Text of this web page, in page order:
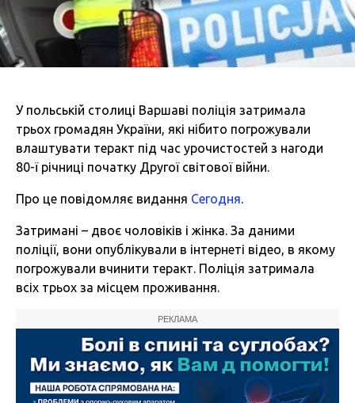
У польській столиці Варшаві поліція затримала
трьох громадян України, які нібито погрожували
влаштувати теракт під час урочистостей з нагоди
80-ї річниці початку Другої світової війни.
Про це повідомляє видання Сегодня.
Затримані – двоє чоловіків і жінка. За даними
поліції, вони опублікували в інтернеті відео, в якому
погрожували вчинити теракт. Поліція затримала
всіх трьох за місцем проживання.
РЕКЛАМА